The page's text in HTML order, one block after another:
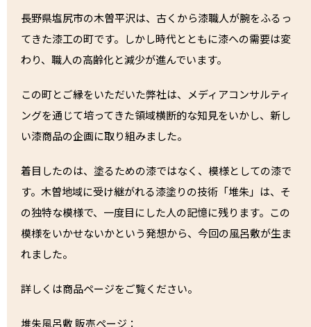
長野県塩尻市の木曽平沢は、古くから漆職人が腕をふるっ
てきた漆工の町です。しかし時代とともに漆への需要は変
わり、職人の高齢化と減少が進んでいます。
この町とご縁をいただいた弊社は、メディアコンサルティ
ングを通じて培ってきた領域横断的な知見をいかし、新し
い漆商品の企画に取り組みました。
着目したのは、塗るための漆ではなく、模様としての漆で
す。木曽地域に受け継がれる漆塗りの技術「堆朱」は、そ
の独特な模様で、一度目にした人の記憶に残ります。この
模様をいかせないかという発想から、今回の風呂敷が生ま
れました。
詳しくは商品ページをご覧ください。
堆朱風呂敷 販売ページ：